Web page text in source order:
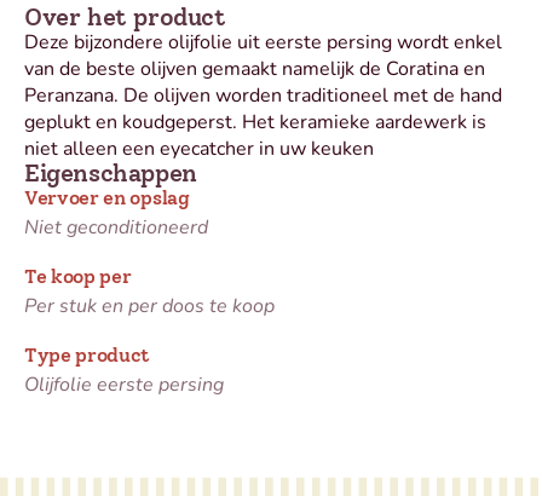
Eigenschappen
Vervoer en opslag
Niet geconditioneerd
Te koop per
Per stuk en per doos te koop
Type product
Olijfolie eerste persing
Over het product
Deze bijzondere olijfolie uit eerste persing wordt enkel
van de beste olijven gemaakt namelijk de Coratina en
Peranzana. De olijven worden traditioneel met de hand
geplukt en koudgeperst. Het keramieke aardewerk is
niet alleen een eyecatcher in uw keuken